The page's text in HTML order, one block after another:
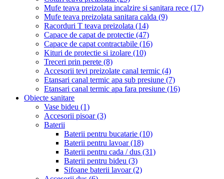
Mufe teava preizolata incalzire si sanitara rece (17)
Mufe teava preizolata sanitara calda (9)
Racorduri T teava preizolata (14)
Capace de capat de protectie (47)
Capace de capat contractabile (16)
Kituri de protectie si izolare (10)
Treceri prin perete (8)
Accesorii tevi preizolate canal termic (4)
Etansari canal termic apa sub presiune (7)
Etansari canal termic apa fara presiune (16)
Obiecte sanitare
Vase bideu (1)
Accesorii pisoar(3)
Baterii
Baterii pentru bucatarie (10)
Baterii pentru lavoar(18)
Baterii pentru cada / dus (31)
Baterii pentru bideu (3)
Sifoane baterii lavoar(2)